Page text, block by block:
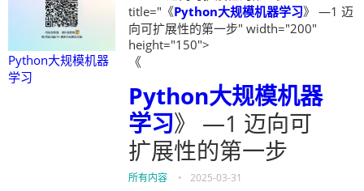
Python大规模机器
学习
title="《Python大规模机器学习》 —1 迈
向可扩展性的第一步" width="200"
height="150">
《
Python大规模机器
学习》 —1 迈向可
扩展性的第一步
所有内容 • 2025-03-31